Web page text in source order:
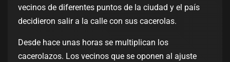
vecinos de diferentes puntos de la ciudad y el país
decidieron salir a la calle con sus cacerolas.
Desde hace unas horas se multiplican los
cacerolazos. Los vecinos que se oponen al ajuste